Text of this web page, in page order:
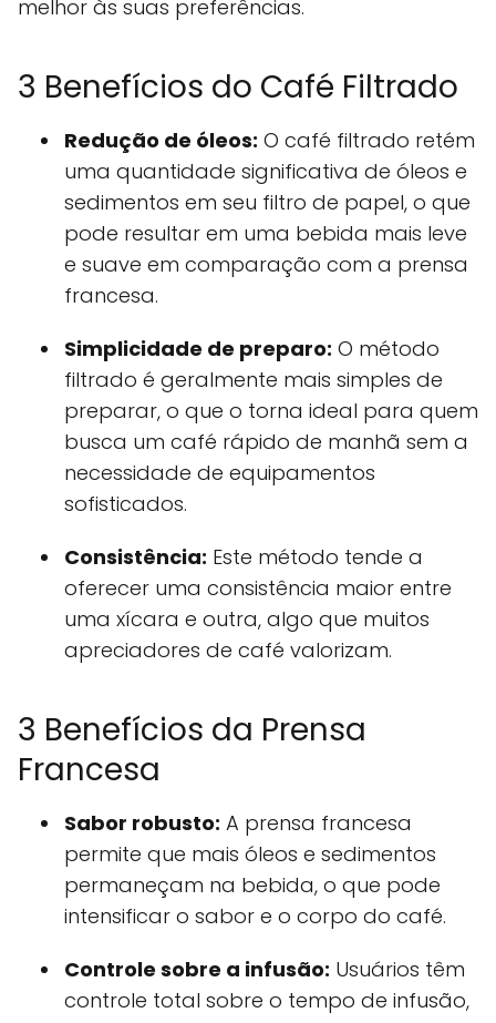
melhor às suas preferências.
3 Benefícios do Café Filtrado
Redução de óleos: O café filtrado retém
uma quantidade significativa de óleos e
sedimentos em seu filtro de papel, o que
pode resultar em uma bebida mais leve
e suave em comparação com a prensa
francesa.
Simplicidade de preparo: O método
filtrado é geralmente mais simples de
preparar, o que o torna ideal para quem
busca um café rápido de manhã sem a
necessidade de equipamentos
sofisticados.
Consistência: Este método tende a
oferecer uma consistência maior entre
uma xícara e outra, algo que muitos
apreciadores de café valorizam.
3 Benefícios da Prensa
Francesa
Sabor robusto: A prensa francesa
permite que mais óleos e sedimentos
permaneçam na bebida, o que pode
intensificar o sabor e o corpo do café.
Controle sobre a infusão: Usuários têm
controle total sobre o tempo de infusão,